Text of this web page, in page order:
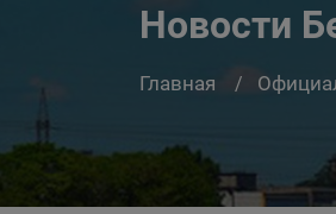
Новости
Главная